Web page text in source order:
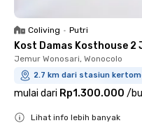
Coliving • Putri
Kost Damas Kosthouse
Jemur Wonosari, Wonocolo
2.7 km dari stasiun
mulai dari Rp1.300.000 /
Lihat info lebih banyak